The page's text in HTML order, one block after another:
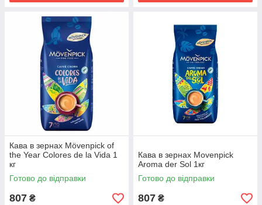
Кава в зернах Mövenpick of
the Year Colores de la Vida 1
кг
Готово до відправки
807 ₴
Кава в зернах Movenpick
Aroma der Sol 1кг
Готово до відправки
807 ₴